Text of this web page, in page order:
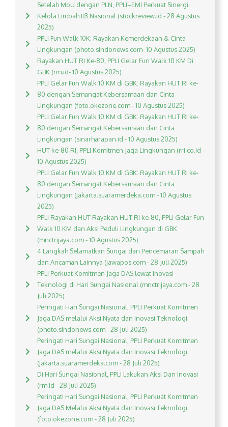
Setelah MoU dengan PLN, PPLI–EMI Perkuat Sinergi
Kelola Limbah B3 Nasional (stockreview.id - 28 Agustus
2025)
PPLI Fun Walk 10K: Rayakan Kemerdekaan & Cinta
Lingkungan (photo.sindonews.com- 10 Agustus 2025)
Rayakan HUT RI Ke-80, PPLI Gelar Fun Walk 10 KM Di
GBK (rm.id- 10 Agustus 2025)
PPLI Gelar Fun Walk 10 KM di GBK: Rayakan HUT RI ke-
80 dengan Semangat Kebersamaan dan Cinta
Lingkungan (foto.okezone.com - 10 Agustus 2025)
PPLI Gelar Fun Walk 10 KM di GBK: Rayakan HUT RI ke-
80 dengan Semangat Kebersamaan dan Cinta
Lingkungan (sinarharapan.id - 10 Agustus 2025)
HUT ke-80 RI, PPLI Komitmen Jaga Lingkungan (rri.co.id -
10 Agustus 2025)
PPLI Gelar Fun Walk 10 KM di GBK: Rayakan HUT RI ke-
80 dengan Semangat Kebersamaan dan Cinta
Lingkungan (jakarta.suaramerdeka.com - 10 Agustus
2025)
PPLI Rayakan HUT Rayakan HUT RI ke-80, PPLI Gelar Fun
Walk 10 KM dan Aksi Peduli Lingkungan di GBK
(mnctrijaya.com - 10 Agustus 2025)
4 Langkah Selamatkan Sungai dari Pencemaran Sampah
dan Ancaman Lainnya (jawapos.com - 28 Juli 2025)
PPLI Perkuat Komitmen Jaga DAS lewat Inovasi
Teknologi di Hari Sungai Nasional (mnctrijaya.com - 28
Juli 2025)
Peringati Hari Sungai Nasional, PPLI Perkuat Komitmen
Jaga DAS melalui Aksi Nyata dan Inovasi Teknologi
(photo.sindonews.com - 28 Juli 2025)
Peringati Hari Sungai Nasional, PPLI Perkuat Komitmen
Jaga DAS melalui Aksi Nyata dan Inovasi Teknologi
(jakarta.suaramerdeka.com - 28 Juli 2025)
Di Hari Sungai Nasional, PPLI Lakukan Aksi Dan Inovasi
(rm.id - 28 Juli 2025)
Peringati Hari Sungai Nasional, PPLI Perkuat Komitmen
Jaga DAS Melalui Aksi Nyata dan Inovasi Teknologi
(foto.okezone.com - 28 Juli 2025)